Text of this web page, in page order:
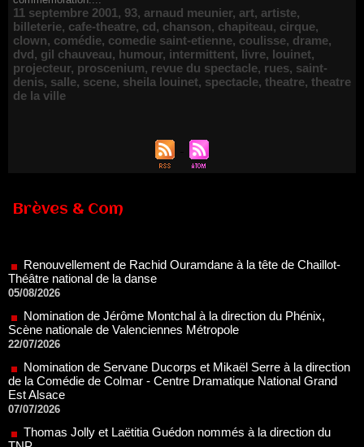
11 septembre 2001, 93, arnaud meunier, art, artiste,
billeterie, cafe-theatre, cd, chanson, chapiteau, cirque,
clown, comédie, comedie saint-etienne, coulisse, drame,
dvd, gil chauveau, humour, intermittent, livre, louinet,
projecteur, proscenium, revue du spectacle, rues, saint-
denis, salle, scene, sheila louinet, spectacle, theatre, theatre
de la ville
Brèves & Com
Nomination de Jérôme Montchal à la direction du Phénix,
Scène nationale de Valenciennes Métropole
Nomination de Servane Ducorps et Mikaël Serre à la direction
de la Comédie de Colmar - Centre Dramatique National Grand
07/07/2026
Thomas Jolly et Laëtitia Guédon nommés à la direction du
TNP
Fonds SACD Théâtre : les lauréats 2026